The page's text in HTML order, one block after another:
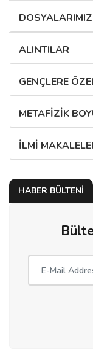
DOSYALARIMIZ
ALINTILAR
GENÇLERE
METAFİZİK
İLMİ
HABER BÜLTENİ